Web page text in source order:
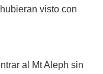
visto con
al Mt Aleph sin